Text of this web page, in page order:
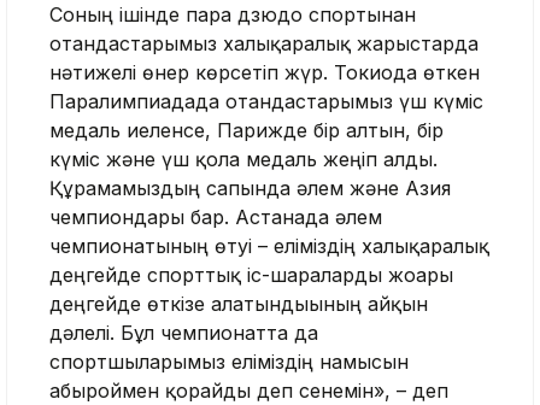
Соның ішінде пара дзюдо спортынан
отандастарымыз халықаралық жарыстарда
нәтижелі өнер көрсетіп жүр. Токиода өткен
Паралимпиадада отандастарымыз үш күміс
медаль иеленсе, Парижде бір алтын, бір
күміс және үш қола медаль жеңіп алды.
Құрамамыздың сапында әлем және Азия
чемпиондары бар. Астанада әлем
чемпионатының өтуі – еліміздің халықаралық
деңгейде спорттық іс-шараларды жоғары
деңгейде өткізе алатындығының айқын
дәлелі. Бұл чемпионатта да
спортшыларымыз еліміздің намысын
абыроймен қорғайды деп сенемін», – деп